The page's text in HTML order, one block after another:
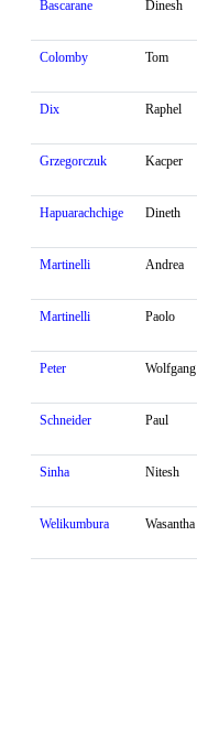
Bascarane Dinesh
Colomby Tom
Dix Raphel
Grzegorczuk Kacper
Hapuarachchige Dineth
Martinelli Andrea
Martinelli Paolo
Peter Wolfgang
Schneider Paul
Sinha Nitesh
Welikumbura Wasantha